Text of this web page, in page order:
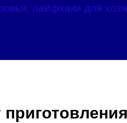
лайфхаки для